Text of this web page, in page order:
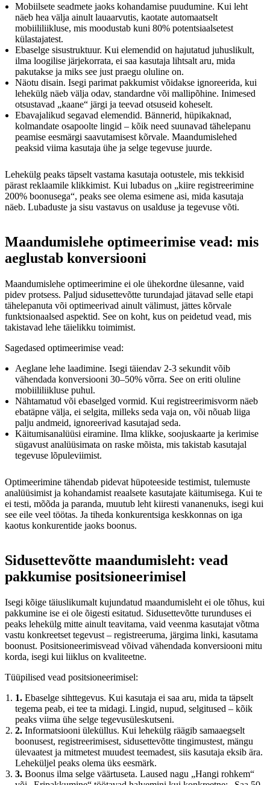
Mobiilsete seadmete jaoks kohandamise puudumine. Kui leht
näeb hea välja ainult lauaarvutis, kaotate automaatselt
mobiililiikluse, mis moodustab kuni 80% potentsiaalsetest
külastajatest.
Ebaselge sisustruktuur. Kui elemendid on hajutatud juhuslikult,
ilma loogilise järjekorrata, ei saa kasutaja lihtsalt aru, mida
pakutakse ja miks see just praegu oluline on.
Näotu disain. Isegi parimat pakkumist võidakse ignoreerida, kui
lehekülg näeb välja odav, standardne või mallipõhine. Inimesed
otsustavad „kaane“ järgi ja teevad otsuseid koheselt.
Ebavajalikud segavad elemendid. Bännerid, hüpikaknad,
kolmandate osapoolte lingid – kõik need suunavad tähelepanu
peamise eesmärgi saavutamisest kõrvale. Maandumislehed
peaksid viima kasutaja ühe ja selge tegevuse juurde.
Lehekülg peaks täpselt vastama kasutaja ootustele, mis tekkisid
pärast reklaamile klikkimist. Kui lubadus on „kiire registreerimine
200% boonusega“, peaks see olema esimene asi, mida kasutaja
näeb. Lubaduste ja sisu vastavus on usalduse ja tegevuse võti.
Maandumislehe optimeerimise vead: mis
aeglustab konversiooni
Maandumislehe optimeerimine ei ole ühekordne ülesanne, vaid
pidev protsess. Paljud sidusettevõtte turundajad jätavad selle etapi
tähelepanuta või optimeerivad ainult välimust, jättes kõrvale
funktsionaalsed aspektid. See on koht, kus on peidetud vead, mis
takistavad lehe täielikku toimimist.
Sagedased optimeerimise vead:
Aeglane lehe laadimine. Isegi täiendav 2-3 sekundit võib
vähendada konversiooni 30–50% võrra. See on eriti oluline
mobiililiikluse puhul.
Nähtamatud või ebaselged vormid. Kui registreerimisvorm näeb
ebatäpne välja, ei selgita, milleks seda vaja on, või nõuab liiga
palju andmeid, ignoreerivad kasutajad seda.
Käitumisanalüüsi eiramine. Ilma klikke, soojuskaarte ja kerimise
sügavust analüüsimata on raske mõista, mis takistab kasutajal
tegevuse lõpuleviimist.
Optimeerimine tähendab pidevat hüpoteeside testimist, tulemuste
analüüsimist ja kohandamist reaalsete kasutajate käitumisega. Kui te
ei testi, mõõda ja paranda, muutub leht kiiresti vananenuks, isegi kui
see eile veel töötas. Ja tiheda konkurentsiga keskkonnas on iga
kaotus konkurentide jaoks boonus.
Sidusettevõtte maandumisleht: vead
pakkumise positsioneerimisel
Isegi kõige täiuslikumalt kujundatud maandumisleht ei ole tõhus, kui
pakkumine ise ei ole õigesti esitatud. Sidusettevõtte turunduses ei
peaks lehekülg mitte ainult teavitama, vaid veenma kasutajat võtma
vastu konkreetset tegevust – registreeruma, järgima linki, kasutama
boonust. Positsioneerimisvead võivad vähendada konversiooni mitu
korda, isegi kui liiklus on kvaliteetne.
Tüüpilised vead positsioneerimisel:
1. Ebaselge sihttegevus. Kui kasutaja ei saa aru, mida ta täpselt
tegema peab, ei tee ta midagi. Lingid, nupud, selgitused – kõik
peaks viima ühe selge tegevusüleskutseni.
2. Informatsiooni üleküllus. Kui lehekülg räägib samaaegselt
boonusest, registreerimisest, sidusettevõtte tingimustest, mängu
ülevaatest ja mitmetest muudest teemadest, siis kasutaja eksib ära.
Leheküljel peaks olema üks eesmärk.
3. Boonus ilma selge väärtuseta. Laused nagu „Hangi rohkem“